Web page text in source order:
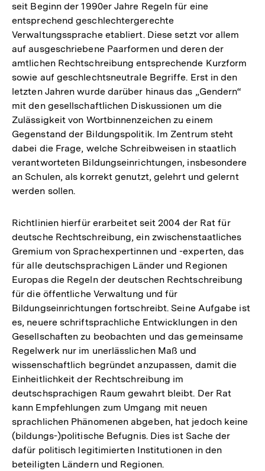
seit Beginn der 1990er Jahre Regeln für eine
entsprechend geschlechtergerechte
Verwaltungssprache etabliert. Diese setzt vor allem
auf ausgeschriebene Paarformen und deren der
amtlichen Rechtschreibung entsprechende Kurzform
sowie auf geschlechtsneutrale Begriffe. Erst in den
letzten Jahren wurde darüber hinaus das „Gendern“
mit den gesellschaftlichen Diskussionen um die
Zulässigkeit von Wortbinnenzeichen zu einem
Gegenstand der Bildungspolitik. Im Zentrum steht
dabei die Frage, welche Schreibweisen in staatlich
verantworteten Bildungseinrichtungen, insbesondere
an Schulen, als korrekt genutzt, gelehrt und gelernt
werden sollen.
Richtlinien hierfür erarbeitet seit 2004 der Rat für
deutsche Rechtschreibung, ein zwischenstaatliches
Gremium von Sprachexpertinnen und -experten, das
für alle deutschsprachigen Länder und Regionen
Europas die Regeln der deutschen Rechtschreibung
für die öffentliche Verwaltung und für
Bildungseinrichtungen fortschreibt. Seine Aufgabe ist
es, neuere schriftsprachliche Entwicklungen in den
Gesellschaften zu beobachten und das gemeinsame
Regelwerk nur im unerlässlichen Maß und
wissenschaftlich begründet anzupassen, damit die
Einheitlichkeit der Rechtschreibung im
deutschsprachigen Raum gewahrt bleibt. Der Rat
kann Empfehlungen zum Umgang mit neuen
sprachlichen Phänomenen abgeben, hat jedoch keine
(bildungs-)politische Befugnis. Dies ist Sache der
dafür politisch legitimierten Institutionen in den
beteiligten Ländern und Regionen.